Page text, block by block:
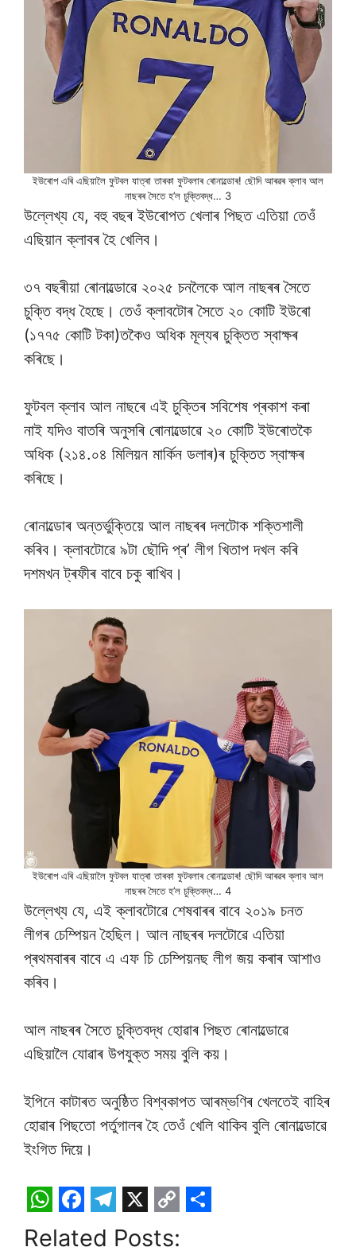
ইউৰোপ এৰি এছিয়ালৈ ফুটবল যাত্ৰা তাৰকা ফুটবলাৰ ৰোনাল্ডোৰ! ছৌদি আৰৱৰ ক্লাব আল
নাছৰৰ সৈতে হ’ল চুক্তিবদ্ধ… 3
উল্লেখ্য যে, বহু বছৰ ইউৰোপত খেলাৰ পিছত এতিয়া তেওঁ
এছিয়ান ক্লাবৰ হৈ খেলিব।
৩৭ বছৰীয়া ৰোনাল্ডোৱে ২০২৫ চনলৈকে আল নাছৰৰ সৈতে
চুক্তি বদ্ধ হৈছে। তেওঁ ক্লাবটোৰ সৈতে ২০ কোটি ইউৰো
(১৭৭৫ কোটি টকা)তকৈও অধিক মূল্যৰ চুক্তিত স্বাক্ষৰ
কৰিছে।
ফুটবল ক্লাব আল নাছৰে এই চুক্তিৰ সবিশেষ প্ৰকাশ কৰা
নাই যদিও বাতৰি অনুসৰি ৰোনাল্ডোৱে ২০ কোটি ইউৰোতকৈ
অধিক (২১৪.০৪ মিলিয়ন মাৰ্কিন ডলাৰ)ৰ চুক্তিত স্বাক্ষৰ
কৰিছে।
ৰোনাল্ডোৰ অন্তৰ্ভুক্তিয়ে আল নাছৰৰ দলটোক শক্তিশালী
কৰিব। ক্লাবটোৱে ৯টা ছৌদি প্ৰ’ লীগ খিতাপ দখল কৰি
দশমখন ট্ৰফীৰ বাবে চকু ৰাখিব।
ইউৰোপ এৰি এছিয়ালৈ ফুটবল যাত্ৰা তাৰকা ফুটবলাৰ ৰোনাল্ডোৰ! ছৌদি আৰৱৰ ক্লাব আল
নাছৰৰ সৈতে হ’ল চুক্তিবদ্ধ… 4
উল্লেখ্য যে, এই ক্লাবটোৱে শেষবাৰৰ বাবে ২০১৯ চনত
লীগৰ চেম্পিয়ন হৈছিল। আল নাছৰৰ দলটোৱে এতিয়া
প্ৰথমবাৰৰ বাবে এ এফ চি চেম্পিয়নছ লীগ জয় কৰাৰ আশাও
কৰিব।
আল নাছৰৰ সৈতে চুক্তিবদ্ধ হোৱাৰ পিছত ৰোনাল্ডোৱে
এছিয়ালৈ যোৱাৰ উপযুক্ত সময় বুলি কয়।
ইপিনে কাটাৰত অনুষ্ঠিত বিশ্বকাপত আৰম্ভণিৰ খেলতেই বাহিৰ
হোৱাৰ পিছতো পৰ্তুগালৰ হৈ তেওঁ খেলি থাকিব বুলি ৰোনাল্ডোৱে
ইংগিত দিয়ে।
W
F
T X
C
Related Posts: